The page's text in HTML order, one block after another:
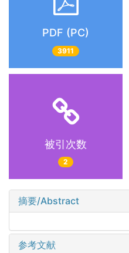
PDF (PC)
3911
被引次数
2
摘要/Abstract
参考文献